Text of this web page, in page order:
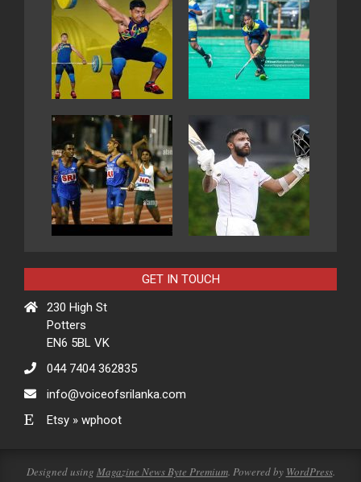
GET IN TOUCH
230 High St
Potters
EN6 5BL VK
044 7404 362835
info@voiceofsrilanka.com
Etsy » wphoot
Designed using Magazine News Byte Premium. Powered by WordPress.